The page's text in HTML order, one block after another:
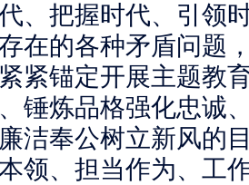
、把握时代、引领
在的各种矛盾问题
紧锚定开展主题教
锤炼品格强化忠诚
洁奉公树立新风的
领、担当作为、工